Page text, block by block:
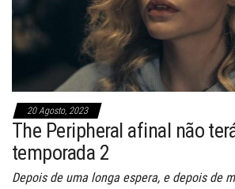
20 Agosto, 2023
The Peripheral afinal não
temporada 2
Depois de uma longa espera, e depois de